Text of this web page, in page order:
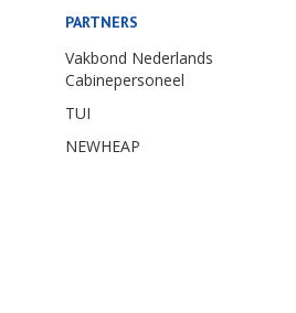
PARTNERS
Vakbond Nederlands
Cabinepersoneel
TUI
NEWHEAP